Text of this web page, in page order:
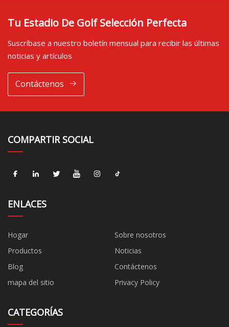
Tu Estadio De Golf Selección Perfecta
Suscríbase a nuestro boletín mensual para recibir las últimas
noticias y artículos
Contáctenos
COMPARTIR SOCIAL
ENLACES
Hogar
Sobre nosotros
Productos
Noticias
Blog
Contáctenos
mapa del sitio
Privacy Policy
CATEGORÍAS